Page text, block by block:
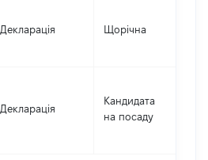
Декларація Щорічна
Декларація
Кандидата
на посаду